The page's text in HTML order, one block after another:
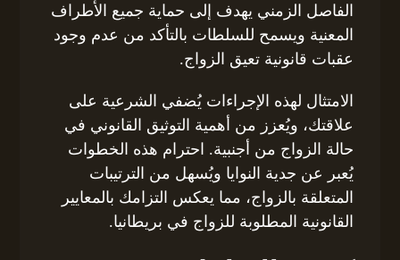
الفاصل الزمني يهدف إلى حماية جميع الأطراف
المعنية ويسمح للسلطات بالتأكد من عدم وجود
عقبات قانونية تعيق الزواج.
الامتثال لهذه الإجراءات يُضفي الشرعية على
علاقتك، ويُعزز من أهمية التوثيق القانوني في
حالة الزواج من أجنبية. احترام هذه الخطوات
يُعبر عن جدية النوايا ويُسهل من الترتيبات
المتعلقة بالزواج، مما يعكس التزامك بالمعايير
القانونية المطلوبة للزواج في بريطانيا.